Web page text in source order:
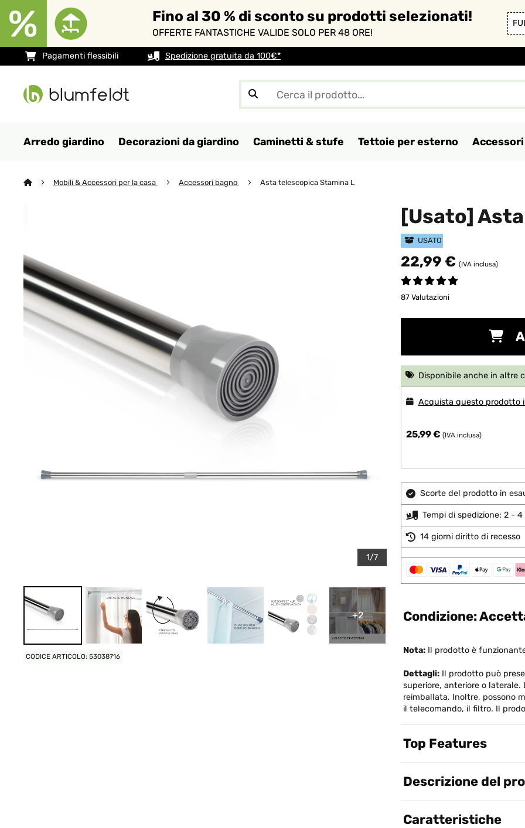
Fino al 30 % di sconto su prodotti selezionati!
OFFERTE FANTASTICHE VALIDE SOLO PER 48 ORE!
Pagamenti flessibili Spedizione gratuita da 100€*
Arredo giardino Decorazioni da giardino Caminetti & stufe Tettoie per esterno
Mobili & Accessori per la casa Accessori bagno Asta telescopica Stamina L
1/7
+2
CODICE ARTICOLO: 53038716
[Usato]
USATO
22,99 € (IVA inclusa)
87 Valutazioni
Disponibile anche in altre
Acquista questo prodotto
25,99 € (IVA inclusa)
Scorte del prodotto in
Tempi di spedizione: 2 - 4
14 giorni diritto di recesso
Condizione:
Nota: Il prodotto è
Dettagli: Il prodotto può
superiore, anteriore o
reimballata. Inoltre, possono
il telecomando, il filtro. Il
Top Features
Descrizione del
Caratteristiche